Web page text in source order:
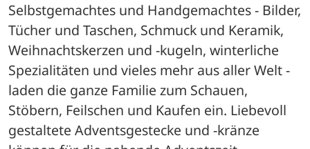
Selbstgemachtes und Handgemachtes - Bilder,
Tücher und Taschen, Schmuck und Keramik,
Weihnachtskerzen und -kugeln, winterliche
Spezialitäten und vieles mehr aus aller Welt -
laden die ganze Familie zum Schauen,
Stöbern, Feilschen und Kaufen ein. Liebevoll
gestaltete Adventsgestecke und -kränze